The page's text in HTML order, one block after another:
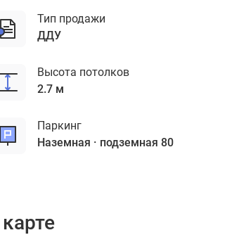
Тип продажи
ДДУ
Высота потолков
2.7 м
Паркинг
наземная
подземная 80